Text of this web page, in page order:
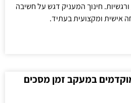
ורגשיות. חינוך המעניק דגש על חשיבה
אישית ומקצועית בעתיד.
במעקב זמן מסכים